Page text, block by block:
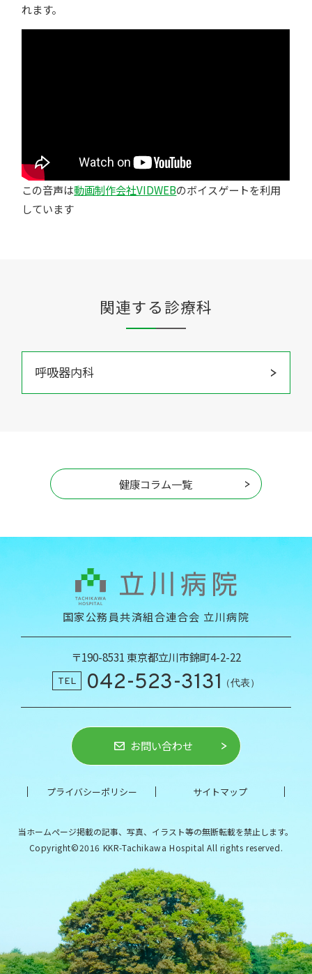
れます。
この音声は動画制作会社VIDWEBのボイスゲートを利用
しています
関連する診療科
呼吸器内科
健康コラム一覧
国家公務員共済組合連合会 立川病院
〒190-8531 東京都立川市錦町4-2-22
TEL 042-523-3131 （代表）
お問い合わせ
プライバシーポリシー サイトマップ
当ホームページ掲載の記事、写真、イラスト等の無断転載を禁止します。
Copyright©2016 KKR-Tachikawa Hospital All rights reserved.